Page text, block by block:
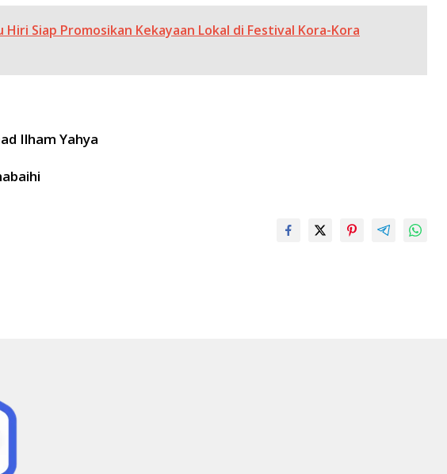
Hiri Siap Promosikan Kekayaan Lokal di Festival Kora-Kora
Ilham Yahya